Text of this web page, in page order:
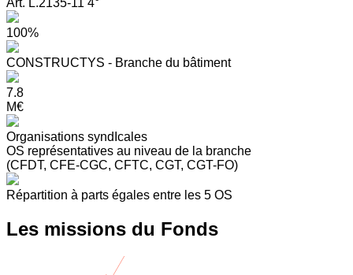
Art. L.2135-11 4°
100%
CONSTRUCTYS - Branche du bâtiment
7.8
M€
Organisations syndIcales
OS représentatives au niveau de la branche
(CFDT, CFE-CGC, CFTC, CGT, CGT-FO)
Répartition à parts égales entre les 5 OS
Les missions du Fonds